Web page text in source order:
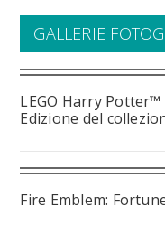
GALLERIE
LEGO Harry
Edizione del
Fire Emblem: